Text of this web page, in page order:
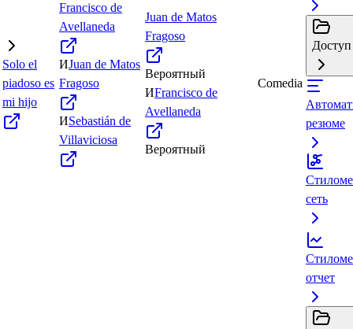
Solo el
piadoso es
mi hijo
Francisco de
Avellaneda
ИJuan de Matos
Fragoso
ИSebastián de
Villaviciosa
Juan de Matos
Fragoso
Вероятный
ИFrancisco de
Avellaneda
Вероятный
Comedia
Доступ
резюме
сеть
отчет